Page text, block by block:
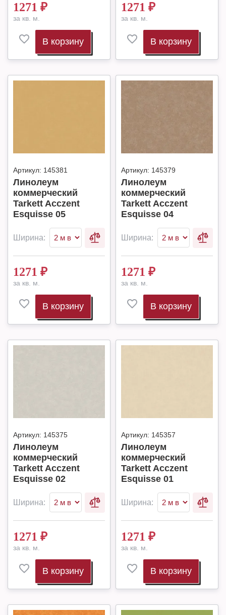
1271 ₽
за кв. м.
В корзину
1271 ₽
за кв. м.
В корзину
Артикул: 145381
Линолеум
коммерческий
Tarkett Acczent
Esquisse 05
Ширина:
1271 ₽
за кв. м.
В корзину
Артикул: 145379
Линолеум
коммерческий
Tarkett Acczent
Esquisse 04
Ширина:
1271 ₽
за кв. м.
В корзину
Артикул: 145375
Линолеум
коммерческий
Tarkett Acczent
Esquisse 02
Ширина:
1271 ₽
за кв. м.
В корзину
Артикул: 145357
Линолеум
коммерческий
Tarkett Acczent
Esquisse 01
Ширина:
1271 ₽
за кв. м.
В корзину